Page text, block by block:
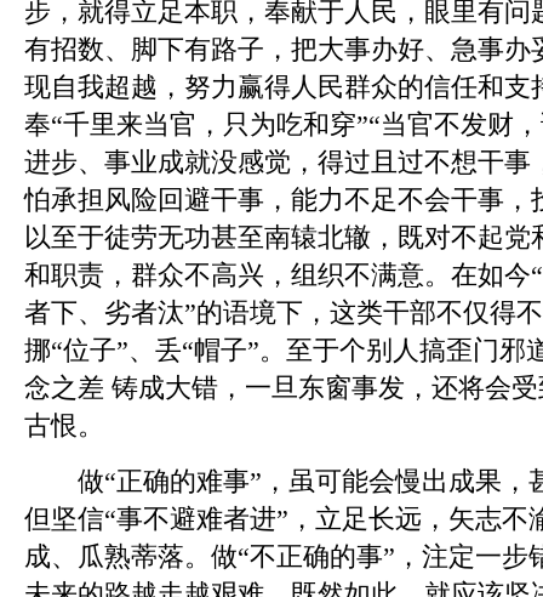
步，就得立足本职，奉献于人民，眼里有问
有招数、脚下有路子，把大事办好、急事办
现自我超越，努力赢得人民群众的信任和支
奉“千里来当官，只为吃和穿”“当官不发财
进步、事业成就没感觉，得过且过不想干事
怕承担风险回避干事，能力不足不会干事，
以至于徒劳无功甚至南辕北辙，既对不起
和职责，群众不高兴，组织不满意。在如今
者下、劣者汰”的语境下，这类干部不仅得
挪“位子”、丢“帽子”。至于个别人搞歪门邪
念之差 铸成大错，一旦东窗事发，还将会
古恨。
做“正确的难事”，虽可能会慢出成果，
但坚信“事不避难者进”，立足长远，矢志不
成、瓜熟蒂落。做“不正确的事”，注定一步